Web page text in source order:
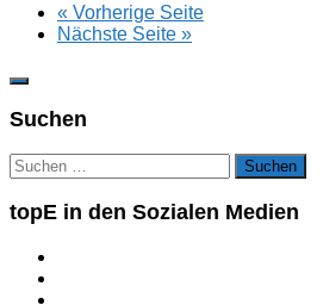
« Vorherige Seite
Nächste Seite »
Suchen
Suchen
nach:
topE in den Sozialen Medien